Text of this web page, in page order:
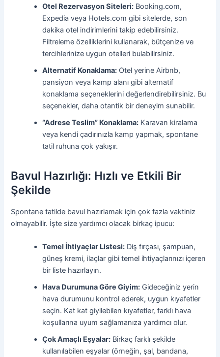
Otel Rezervasyon Siteleri: Booking.com,
Expedia veya Hotels.com gibi sitelerde, son
dakika otel indirimlerini takip edebilirsiniz.
Filtreleme özelliklerini kullanarak, bütçenize ve
tercihlerinize uygun otelleri bulabilirsiniz.
Alternatif Konaklama: Otel yerine Airbnb,
pansiyon veya kamp alanı gibi alternatif
konaklama seçeneklerini değerlendirebilirsiniz. Bu
seçenekler, daha otantik bir deneyim sunabilir.
“Adrese Teslim” Konaklama: Karavan kiralama
veya kendi çadırınızla kamp yapmak, spontane
tatil ruhuna çok yakışır.
Bavul Hazırlığı: Hızlı ve Etkili Bir
Şekilde
Spontane tatilde bavul hazırlamak için çok fazla vaktiniz
olmayabilir. İşte size yardımcı olacak birkaç ipucu:
Temel İhtiyaçlar Listesi: Diş fırçası, şampuan,
güneş kremi, ilaçlar gibi temel ihtiyaçlarınızı içeren
bir liste hazırlayın.
Hava Durumuna Göre Giyim: Gideceğiniz yerin
hava durumunu kontrol ederek, uygun kıyafetler
seçin. Kat kat giyilebilen kıyafetler, farklı hava
koşullarına uyum sağlamanıza yardımcı olur.
Çok Amaçlı Eşyalar: Birkaç farklı şekilde
kullanılabilen eşyalar (örneğin, şal, bandana,